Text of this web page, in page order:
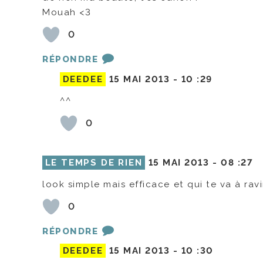
Mouah <3
0
RÉPONDRE
DEEDEE
15 MAI 2013 - 10 :29
^^
0
LE TEMPS DE RIEN 15 MAI 2013 -08 :27
look simple mais efficace et qui te va à
0
RÉPONDRE
DEEDEE
15 MAI 2013 - 10 :30